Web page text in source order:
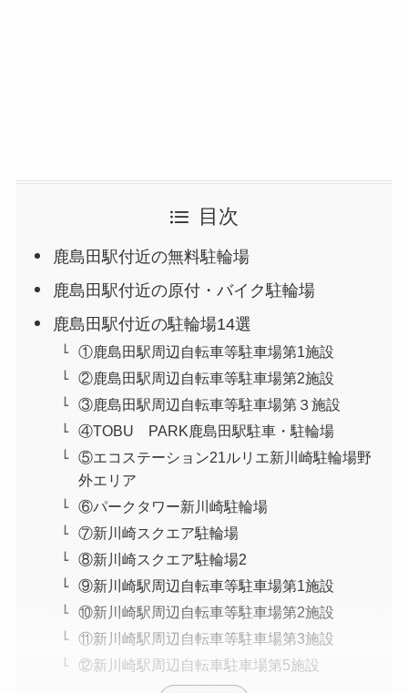
目次
鹿島田駅付近の無料駐輪場
鹿島田駅付近の原付・バイク駐輪場
鹿島田駅付近の駐輪場14選
①鹿島田駅周辺自転車等駐車場第1施設
②鹿島田駅周辺自転車等駐車場第2施設
③鹿島田駅周辺自転車等駐車場第３施設
④TOBU PARK鹿島田駅駐車・駐輪場
⑤エコステーション21ルリエ新川崎駐輪場野
外エリア
⑥パークタワー新川崎駐輪場
⑦新川崎スクエア駐輪場
⑧新川崎スクエア駐輪場2
⑨新川崎駅周辺自転車等駐車場第1施設
⑩新川崎駅周辺自転車等駐車場第2施設
⑪新川崎駅周辺自転車等駐車場第3施設
⑫新川崎駅周辺自転車駐車場第5施設